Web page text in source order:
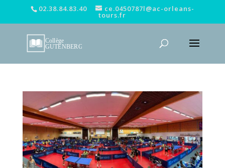
02.38.84.83.40 ce.0450787l@ac-orleans-
tours.fr